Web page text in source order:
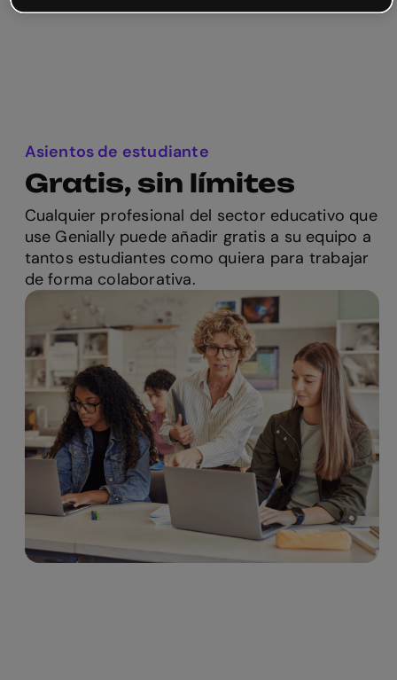
Asientos de estudiante
Gratis, sin límites
Cualquier profesional del sector educativo que
use Genially puede añadir gratis a su equipo a
tantos estudiantes como quiera para trabajar
de forma colaborativa.